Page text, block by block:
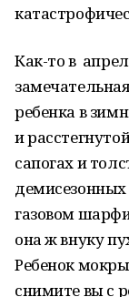
Как-то в
ребенка в
и
сапогах и
газовом
она ж внуку
Ребенок
снимите вы с